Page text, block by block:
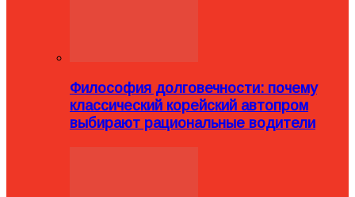
Философия долговечности: почему
классический корейский автопром
выбирают рациональные водители